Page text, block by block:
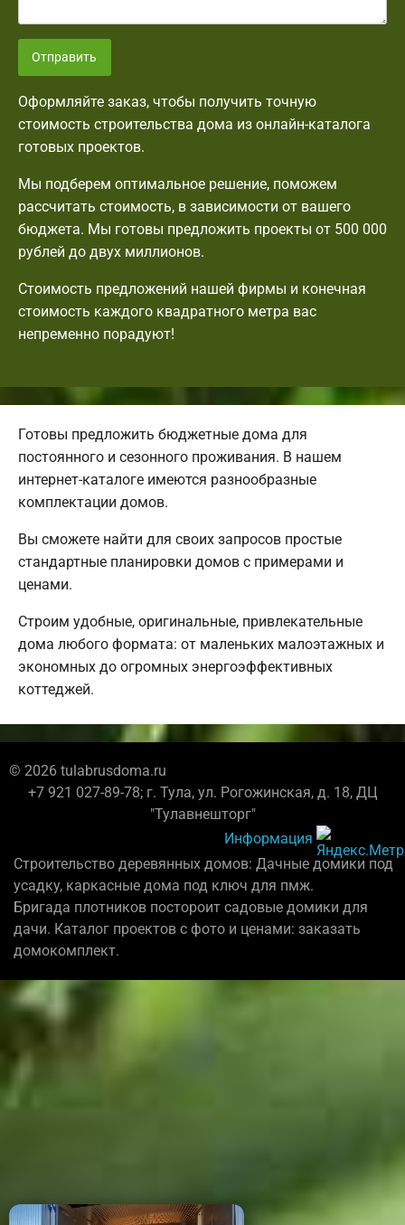
Отправить
Оформляйте заказ, чтобы получить точную
стоимость строительства дома из онлайн-каталога
готовых проектов.
Мы подберем оптимальное решение, поможем
рассчитать стоимость, в зависимости от вашего
бюджета. Мы готовы предложить проекты от 500 000
рублей до двух миллионов.
Стоимость предложений нашей фирмы и конечная
стоимость каждого квадратного метра вас
непременно порадуют!
Готовы предложить бюджетные дома для
постоянного и сезонного проживания. В нашем
интернет-каталоге имеются разнообразные
комплектации домов.
Вы сможете найти для своих запросов простые
стандартные планировки домов с примерами и
ценами.
Строим удобные, оригинальные, привлекательные
дома любого формата: от маленьких малоэтажных и
экономных до огромных энергоэффективных
коттеджей.
© 2026 tulabrusdoma.ru
+7 921 027-89-78; г. Тула, ул. Рогожинская, д. 18, ДЦ
"Тулавнешторг"
Информация
Строительство деревянных домов: Дачные домики под
усадку, каркасные дома под ключ для пмж.
Бригада плотников постороит садовые домики для
дачи. Каталог проектов с фото и ценами: заказать
домокомплект.